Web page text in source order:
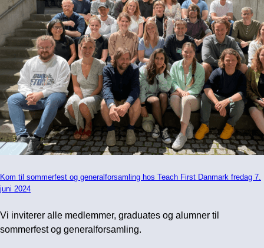
Kom til sommerfest og generalforsamling hos Teach First Danmark fredag 7.
juni 2024
Vi inviterer alle medlemmer, graduates og alumner til
sommerfest og generalforsamling.